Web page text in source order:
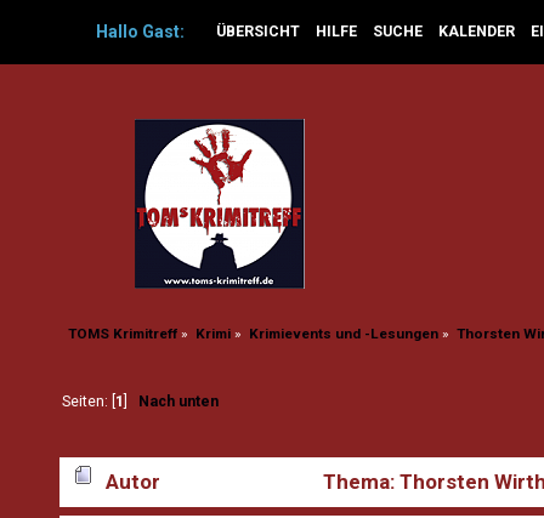
Hallo Gast: ÜBERSICHT HILFE SUCHE KALENDER
TOMS Krimitreff» Krimi» Krimievents und -Lesungen» Thorsten
Seiten: [ 1 Nach unten
Autor Thema: Thorsten